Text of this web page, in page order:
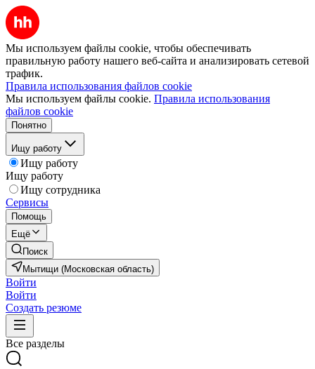
Мы используем файлы cookie, чтобы обеспечивать
правильную работу нашего веб-сайта и анализировать сетевой
трафик.
Правила использования файлов cookie
Мы используем файлы cookie. Правила использования
файлов cookie
Понятно
Ищу работу
Ищу работу
Ищу работу
Ищу сотрудника
Сервисы
Помощь
Ещё
Поиск
Мытищи (Московская область)
Войти
Войти
Создать резюме
Все разделы